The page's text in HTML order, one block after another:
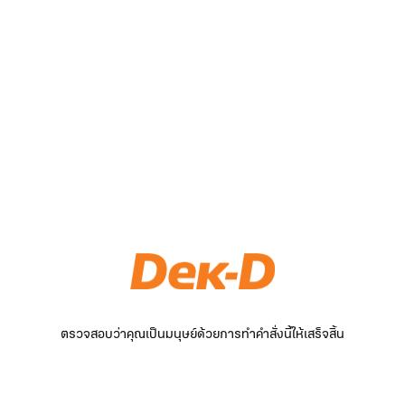
ตรวจสอบว่าคุณเป็นมนุษย์ด้วยการทำคำสั่งนี้ให้เสร็จสิ้น